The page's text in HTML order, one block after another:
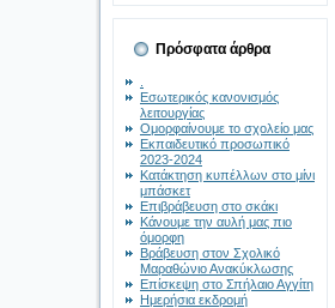
Πρόσφατα άρθρα
Εσωτερικός κανονισμός
λειτουργίας
Ομορφαίνουμε το σχολείο μας
Εκπαιδευτικό προσωπικό
2023-2024
Κατάκτηση κυπέλλων στο μίνι
μπάσκετ
Επιβράβευση στο σκάκι
Κάνουμε την αυλή μας πιο
όμορφη
Βράβευση στον Σχολικό
Μαραθώνιο Ανακύκλωσης
Επίσκεψη στο Σπήλαιο Αγγίτη
Ημερήσια εκδρομή